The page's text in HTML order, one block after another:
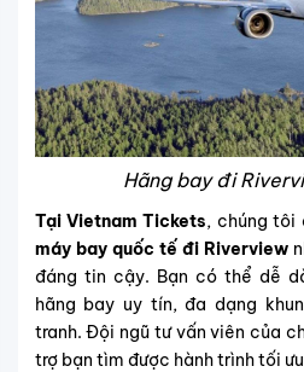
Hãng bay đi
Tại Vietnam Tickets, chúng tôi
máy bay quốc tế đi Riverview
đáng tin cậy. Bạn có thể dễ
hãng bay uy tín, đa dạng
tranh. Đội ngũ tư vấn viên của
trợ bạn tìm được hành trình tối